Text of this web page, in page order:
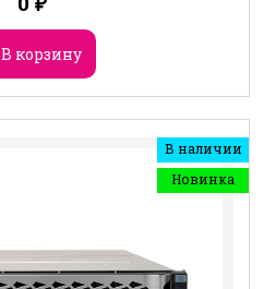
В корзину
В наличии
Новинка